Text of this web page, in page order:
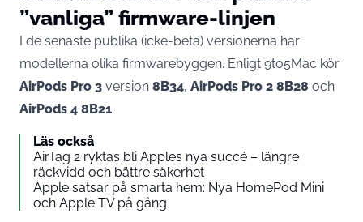
”vanliga” firmware-linjen
I de senaste publika (icke-beta) versionerna har
modellerna olika firmwarebyggen. Enligt 9to5Mac kör
AirPods Pro 3 version 8B34, AirPods Pro 2 8B28 och
AirPods 4 8B21.
Läs också
AirTag 2 ryktas bli Apples nya succé – längre
räckvidd och bättre säkerhet
Apple satsar på smarta hem: Nya HomePod Mini
och Apple TV på gång